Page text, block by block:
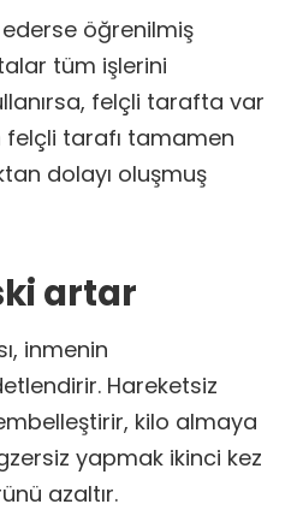
ederse öğrenilmiş
tüm işlerini
felçli tarafta var
felçli tarafı tamamen
dolayı oluşmuş
artar
inmenin
Hareketsiz
kilo almaya
yapmak ikinci kez
azaltır.